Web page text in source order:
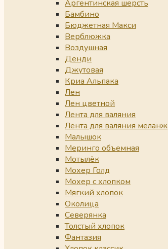
Аргентинская шерсть
Бамбино
Бюджетная Макси
Верблюжка
Воздушная
Денди
Джутовая
Криа Альпака
Лен
Лен цветной
Лента для валяния
Лента для валяния меланж
Малышок
Меринго объемная
Мотылёк
Мохер Голд
Мохер с хлопком
Мягкий хлопок
Околица
Северянка
Толстый хлопок
Фантазия